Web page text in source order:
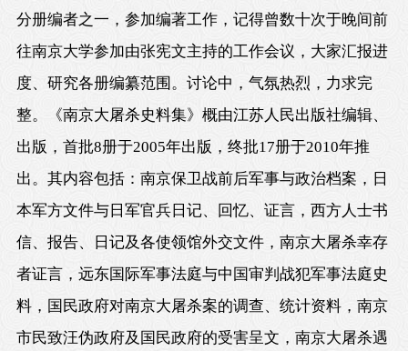
分册编者之一，参加编著工作，记得曾数十次于晚间前
往南京大学参加由张宪文主持的工作会议，大家汇报进
度、研究各册编纂范围。讨论中，气氛热烈，力求完
整。《南京大屠杀史料集》概由江苏人民出版社编辑、
出版，首批8册于2005年出版，终批17册于2010年推
出。其内容包括：南京保卫战前后军事与政治档案，日
本军方文件与日军官兵日记、回忆、证言，西方人士书
信、报告、日记及各使领馆外交文件，南京大屠杀幸存
者证言，远东国际军事法庭与中国审判战犯军事法庭史
料，国民政府对南京大屠杀案的调查、统计资料，南京
市民致汪伪政府及国民政府的受害呈文，南京大屠杀遇